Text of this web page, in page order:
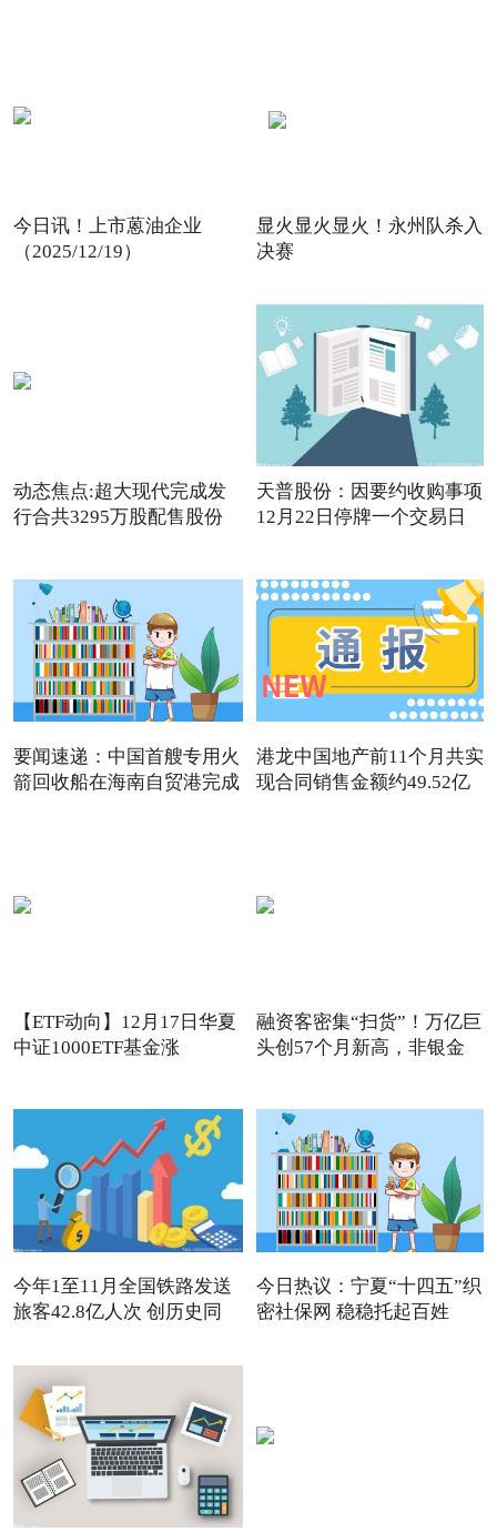
今日讯！上市蒽油企业
（2025/12/19）
显火显火显火！永州队杀入
决赛
动态焦点:超大现代完成发
行合共3295万股配售股份
天普股份：因要约收购事项
12月22日停牌一个交易日
要闻速递：中国首艘专用火
箭回收船在海南自贸港完成
港龙中国地产前11个月共实
现合同销售金额约49.52亿
【ETF动向】12月17日华夏
中证1000ETF基金涨
融资客密集“扫货”！万亿巨
头创57个月新高，非银金
今年1至11月全国铁路发送
旅客42.8亿人次 创历史同
今日热议：宁夏“十四五”织
密社保网 稳稳托起百姓